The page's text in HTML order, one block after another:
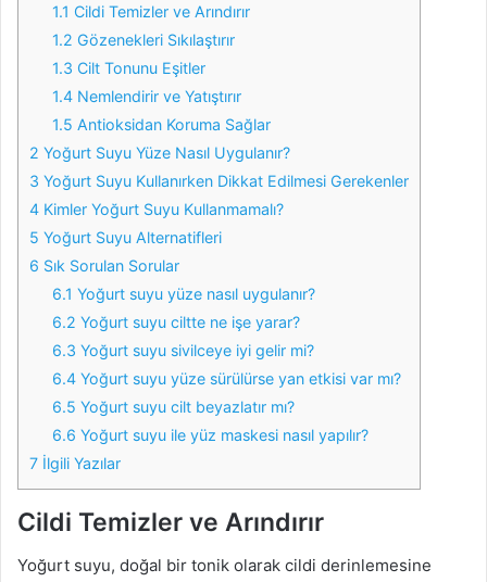
1.1 Cildi Temizler ve Arındırır
1.2 Gözenekleri Sıkılaştırır
1.3 Cilt Tonunu Eşitler
1.4 Nemlendirir ve Yatıştırır
1.5 Antioksidan Koruma Sağlar
2 Yoğurt Suyu Yüze Nasıl Uygulanır?
3 Yoğurt Suyu Kullanırken Dikkat Edilmesi Gerekenler
4 Kimler Yoğurt Suyu Kullanmamalı?
5 Yoğurt Suyu Alternatifleri
6 Sık Sorulan Sorular
6.1 Yoğurt suyu yüze nasıl uygulanır?
6.2 Yoğurt suyu ciltte ne işe yarar?
6.3 Yoğurt suyu sivilceye iyi gelir mi?
6.4 Yoğurt suyu yüze sürülürse yan etkisi var mı?
6.5 Yoğurt suyu cilt beyazlatır mı?
6.6 Yoğurt suyu ile yüz maskesi nasıl yapılır?
7 İlgili Yazılar
Cildi Temizler ve Arındırır
Yoğurt suyu, doğal bir tonik olarak cildi derinlemesine